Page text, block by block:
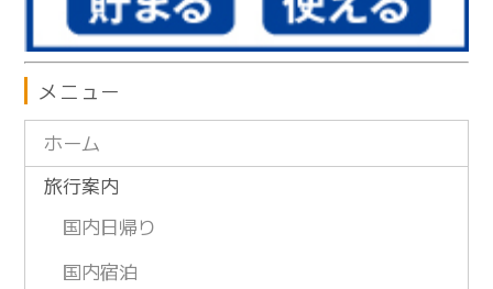
メニュー
ホーム
旅行案内
国内日帰り
国内宿泊